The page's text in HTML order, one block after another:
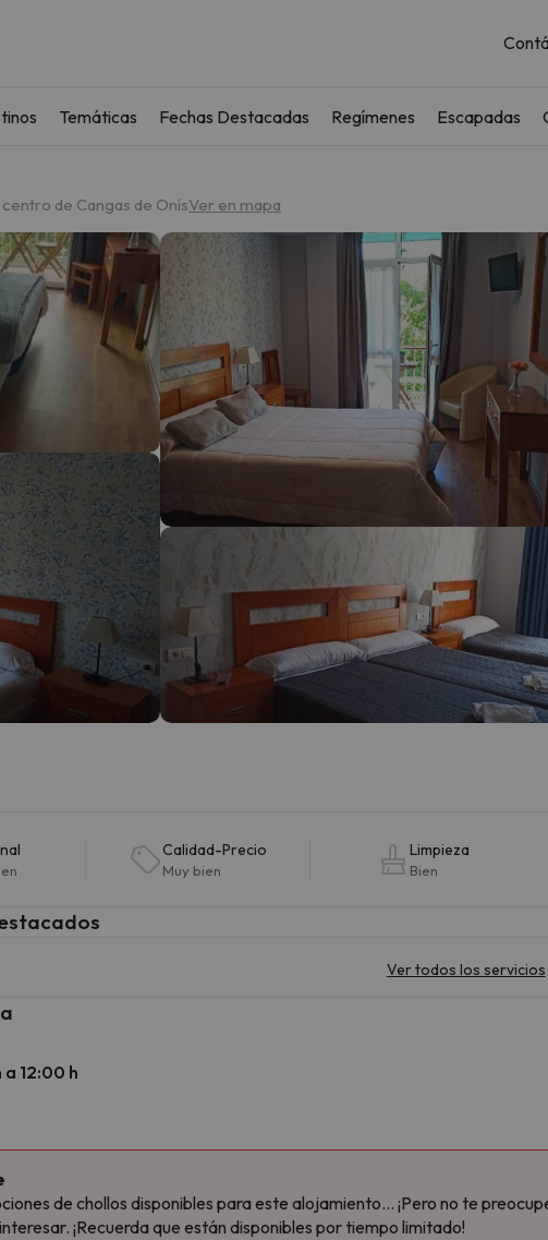
Temáticas Fechas Destacadas Regímenes Escapadas
centro de Cangas de OnísVer en mapa
Calidad-Precio
Muy bien
Limpieza
Bien
Ver todos los servicios
12:00 h
de chollos disponibles para este alojamiento... ¡Pero no te
¡Recuerda que están disponibles por tiempo limitado!